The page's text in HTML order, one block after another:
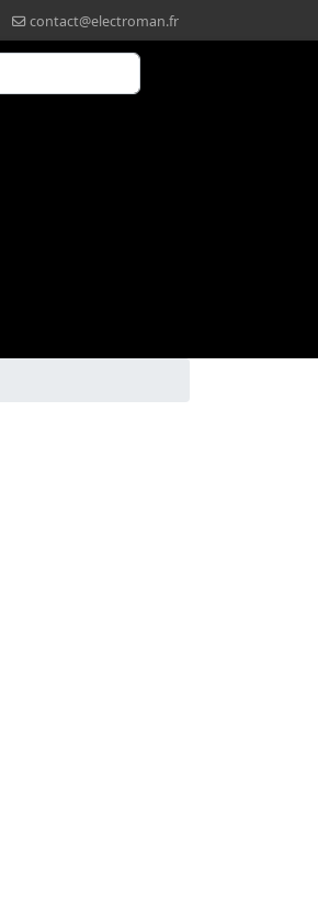
contact@electroman.fr